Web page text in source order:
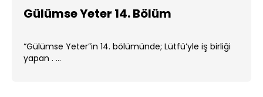
Gülümse Yeter 14. Bölüm
“Gülümse Yeter”in 14. bölümünde; Lütfü’yle iş birliği
yapan . ...